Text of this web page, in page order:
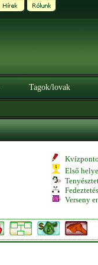
Tagok/lovak
Első
Verseny